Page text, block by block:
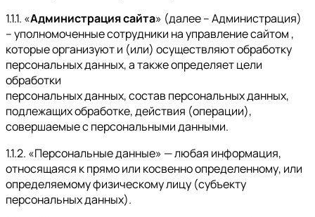
1.1.1. «Администрация сайта» (далее – Администрация)
– уполномоченные сотрудники на управление сайтом ,
которые организуют и (или) осуществляют обработку
персональных данных, а также определяет цели
обработки
персональных данных, состав персональных данных,
подлежащих обработке, действия (операции),
совершаемые с персональными данными.
1.1.2. «Персональные данные» — любая информация,
относящаяся к прямо или косвенно определенному, или
определяемому физическому лицу (субъекту
персональных данных).